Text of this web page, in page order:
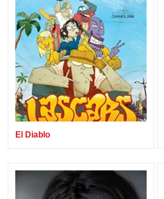
El Diablo